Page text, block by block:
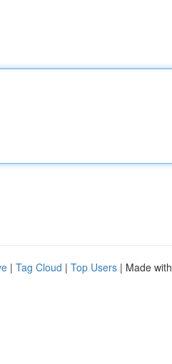
| Tag Cloud | Top Users | Made with